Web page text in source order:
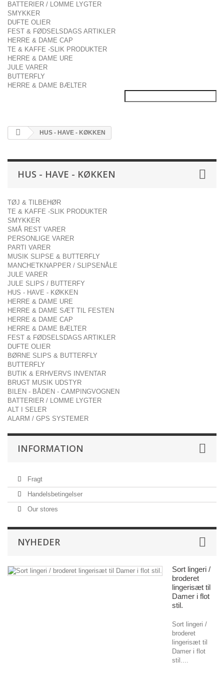
BATTERIER / LOMME LYGTER
SMYKKER
DUFTE OLIER
FEST & FØDSELSDAGS ARTIKLER
HERRE & DAME CAP
TE & KAFFE -SLIK PRODUKTER
HERRE & DAME URE
JULE VARER
BUTTERFLY
HERRE & DAME BÆLTER
HUS - HAVE - KØKKEN
HUS - HAVE - KØKKEN
TØJ & TILBEHØR
TE & KAFFE -SLIK PRODUKTER
SMYKKER
SMÅ REST VARER
PERSONLIGE VARER
PARTI VARER
MUSIK SLIPSE & BUTTERFLY
MANCHETKNAPPER / SLIPSENÅLE
JULE VARER
JULE SLIPS / BUTTERFY
HUS - HAVE - KØKKEN
HERRE & DAME URE
HERRE & DAME SÆT TIL FESTEN
HERRE & DAME CAP
HERRE & DAME BÆLTER
FEST & FØDSELSDAGS ARTIKLER
DUFTE OLIER
BØRNE SLIPS & BUTTERFLY
BUTTERFLY
BUTIK & ERHVERVS INVENTAR
BRUGT MUSIK UDSTYR
BILEN - BÅDEN - CAMPINGVOGNEN
BATTERIER / LOMME LYGTER
ALT I SELER
ALARM / GPS SYSTEMER
INFORMATION
Fragt
Handelsbetingelser
Our stores
NYHEDER
Sort lingeri /
broderet
lingerisæt til
Damer i flot
stil.
Sort lingeri /
broderet
lingerisæt til
Damer i flot
stil....